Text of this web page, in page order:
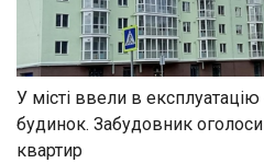
У місті ввели в
будинок. Забудовник
квартир